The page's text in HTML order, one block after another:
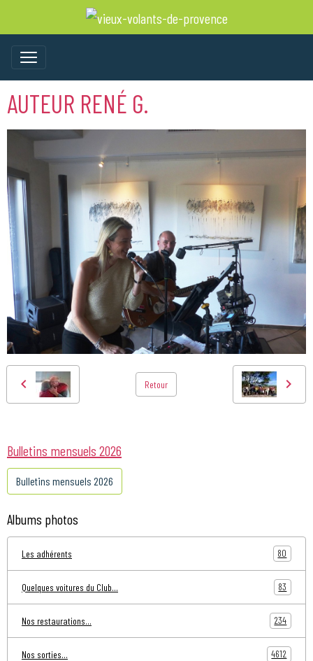
AUTEUR RENÉ G.
Retour
Bulletins mensuels 2026
Bulletins mensuels 2026
Albums photos
Les adhérents 80
Quelques voitures du Club... 83
Nos restaurations... 234
Nos sorties... 4612